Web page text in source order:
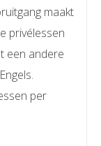
maakt
privélessen
een andere
per